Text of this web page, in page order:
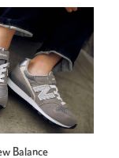
Balance